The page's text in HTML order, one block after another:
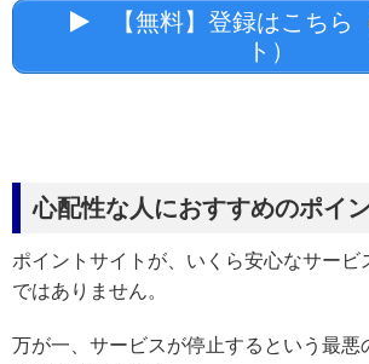
【無料】登録はこちら
ト）
心配性な人におすすめのポイ
ポイントサイトが、いくら安心なサービ
ではありません。
万が一、サービスが停止するという最悪